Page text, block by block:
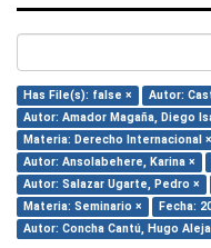
Has File(s): false ×
Autor:
Autor: Amador Magaña, Diego
Materia: Derecho Internacional ×
Autor: Ansolabehere, Karina ×
Autor: Salazar Ugarte, Pedro ×
Materia: Seminario ×
Fecha:
Autor: Concha Cantú, Hugo